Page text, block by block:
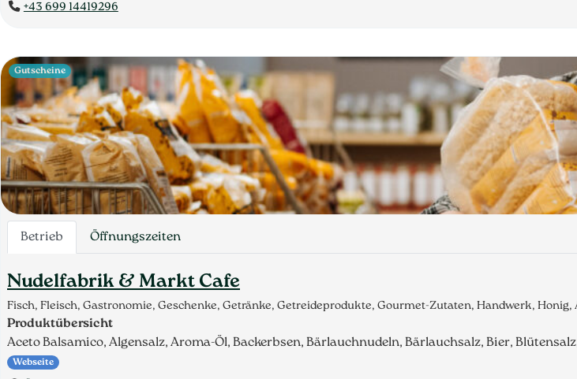
+43 699 14419296
Betrieb Öffnungszeiten
Nudelfabrik & Markt Cafe
Fisch, Fleisch, Gastronomie, Geschenke, Getränke, Getreideprodukte, Gourmet-Zutaten, Handwerk,
Produktübersicht
Aceto Balsamico, Algensalz, Aroma-Öl, Backerbsen, Bärlauchnudeln, Bärlauchsalz, Bier,
Webseite
Gutscheine